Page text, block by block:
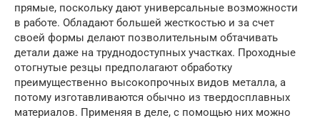
прямые, поскольку дают универсальные возможности
в работе. Обладают большей жесткостью и за счет
своей формы делают позволительным обтачивать
детали даже на труднодоступных участках. Проходные
отогнутые резцы предполагают обработку
преимущественно высокопрочных видов металла, а
потому изготавливаются обычно из твердосплавных
материалов. Применяя в деле, с помощью них можно